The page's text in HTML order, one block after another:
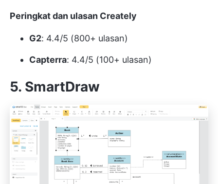
Peringkat dan ulasan Creately
G2: 4.4/5 (800+ ulasan)
Capterra: 4.4/5 (100+ ulasan)
5. SmartDraw